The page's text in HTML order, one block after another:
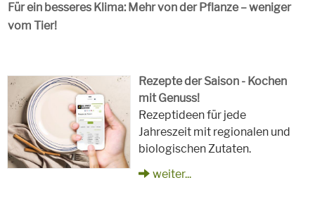
Für ein besseres Klima: Mehr von der Pflanze – weniger
vom Tier!
Rezepte der Saison - Kochen
mit Genuss!
Rezeptideen für jede
Jahreszeit mit regionalen und
biologischen Zutaten.
weiter...